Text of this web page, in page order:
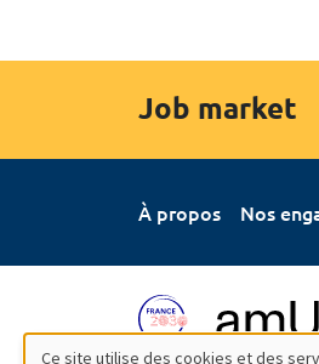
Job market
À propos Nos
Ce site utilise des cookies et des